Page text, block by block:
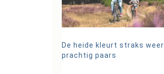
De heide kleurt straks weer
prachtig paars